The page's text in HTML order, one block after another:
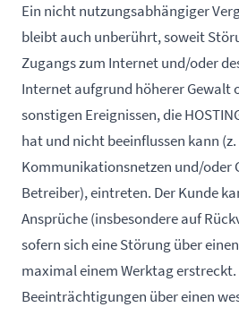
Ein nicht nutzungsabhängiger
bleibt auch unberührt, soweit
Zugangs zum Internet und/oder
Internet aufgrund höherer Gewalt
sonstigen Ereignissen, die
hat und nicht beeinflussen kann
Kommunikationsnetzen und/oder
Betreiber), eintreten. Der Kunde
Ansprüche (insbesondere auf
sofern sich eine Störung über
maximal einem Werktag
Beeinträchtigungen über einen